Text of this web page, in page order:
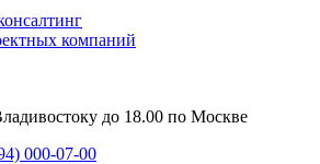
компаний
до 18.00 по Москве
000-07-00